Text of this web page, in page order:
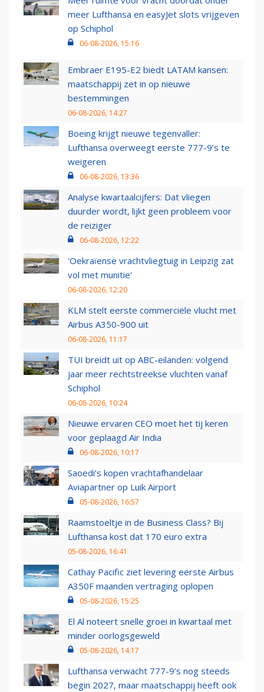
meer Lufthansa en easyJet slots vrijgeven
op Schiphol
06-08-2026, 15:16
Embraer E195-E2 biedt LATAM kansen:
maatschappij zet in op nieuwe
bestemmingen
06-08-2026, 14:27
Boeing krijgt nieuwe tegenvaller:
Lufthansa overweegt eerste 777-9’s te
weigeren
06-08-2026, 13:36
Analyse kwartaalcijfers: Dat vliegen
duurder wordt, lijkt geen probleem voor
de reiziger
06-08-2026, 12:22
'Oekraïense vrachtvliegtuig in Leipzig zat
vol met munitie'
06-08-2026, 12:20
KLM stelt eerste commerciële vlucht met
Airbus A350-900 uit
06-08-2026, 11:17
TUI breidt uit op ABC-eilanden: volgend
jaar meer rechtstreekse vluchten vanaf
Schiphol
06-08-2026, 10:24
Nieuwe ervaren CEO moet het tij keren
voor geplaagd Air India
06-08-2026, 10:17
Saoedi’s kopen vrachtafhandelaar
Aviapartner op Luik Airport
05-08-2026, 16:57
Raamstoeltje in de Business Class? Bij
Lufthansa kost dat 170 euro extra
05-08-2026, 16:41
Cathay Pacific ziet levering eerste Airbus
A350F maanden vertraging oplopen
05-08-2026, 15:25
El Al noteert snelle groei in kwartaal met
minder oorlogsgeweld
05-08-2026, 14:17
Lufthansa verwacht 777-9’s nog steeds
begin 2027, maar maatschappij heeft ook